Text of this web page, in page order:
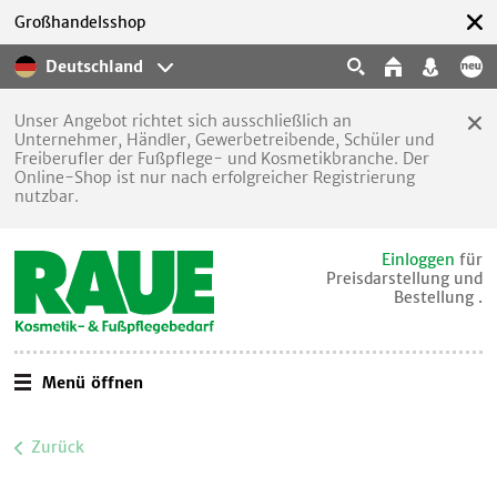
Deutschland
Großhandelsshop
Unser Angebot richtet sich ausschließlich an
Unternehmer, Händler, Gewerbetreibende, Schüler und
Freiberufler der Fußpflege- und Kosmetikbranche. Der
Online-Shop ist nur nach erfolgreicher Registrierung
nutzbar.
Einloggen für
Preisdarstellung und
Bestellung .
Menü öffnen
Zurück